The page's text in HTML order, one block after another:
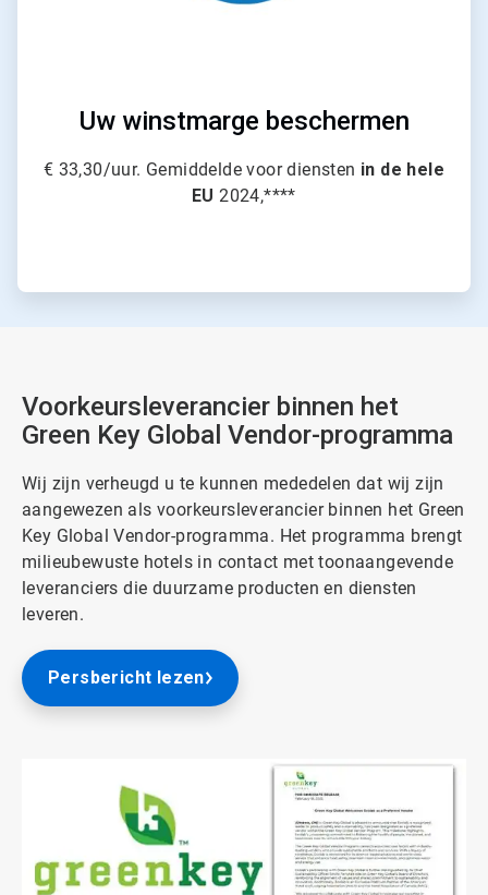
Uw winstmarge beschermen
€ 33,30/uur. Gemiddelde voor diensten in de hele
EU2024,****
Voorkeursleverancier binnen het
Green Key Global Vendor-programma
Wij zijn verheugd u te kunnen mededelen dat wij zijn
aangewezen als voorkeursleverancier binnen het Green
Key Global Vendor-programma. Het programma brengt
milieubewuste hotels in contact met toonaangevende
leveranciers die duurzame producten en diensten
leveren.
Persbericht lezen